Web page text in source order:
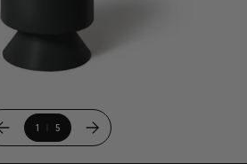
1 5